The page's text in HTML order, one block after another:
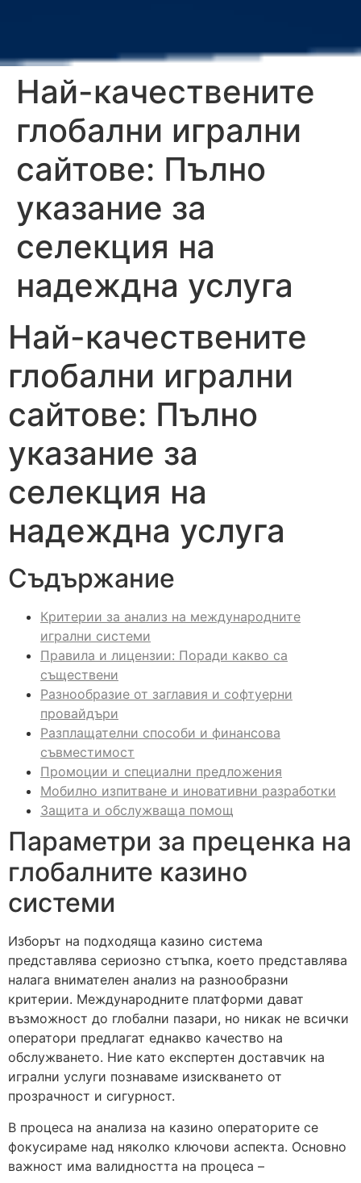
Най-качествените
глобални игрални
сайтове: Пълно
указание за
селекция на
надеждна услуга
Най-качествените
глобални игрални
сайтове: Пълно
указание за
селекция на
надеждна услуга
Съдържание
Критерии за анализ на международните
игрални системи
Правила и лицензии: Поради какво са
съществени
Разнообразие от заглавия и софтуерни
провайдъри
Разплащателни способи и финансова
съвместимост
Промоции и специални предложения
Мобилно изпитване и иновативни разработки
Защита и обслужваща помощ
Параметри за преценка на
глобалните казино
системи
Изборът на подходящa казино система
представлява сериозно стъпка, което представлява
налага внимателен анализ на разнообразни
критерии. Международните платформи дават
възможност до глобални пазари, но никак не всички
оператори предлагат еднакво качество на
обслужването. Ние като експертен доставчик на
игрални услуги познаваме изискването от
прозрачност и сигурност.
В процеса на анализа на казино операторите се
фокусираме над няколко ключови аспекта. Основно
важност има валидността на процеса –